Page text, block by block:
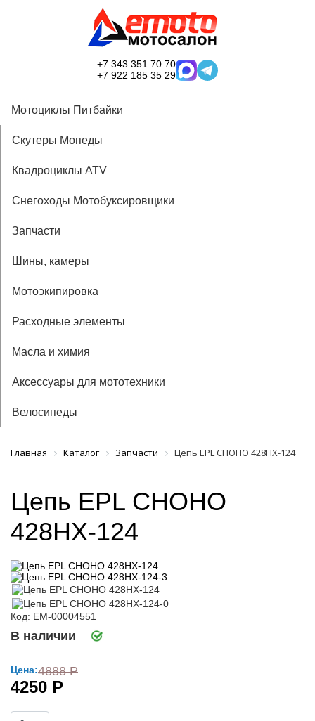
+7 343 351 70 70
+7 922 185 35 29
Мотоциклы Питбайки
Скутеры Мопеды
Квадроциклы ATV
Снегоходы Мотобуксировщики
Запчасти
Шины, камеры
Мотоэкипировка
Расходные элементы
Масла и химия
Аксессуары для мототехники
Велосипеды
Главная Каталог Запчасти Цепь EPL CHOHO 428HX-124
Цепь EPL CHOHO
428HX-124
Код: ЕМ-00004551
В наличии
Цена:4888 Р
4250 Р